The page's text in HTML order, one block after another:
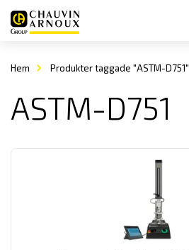
Hem Produkter taggade "ASTM-D751"
ASTM-D751